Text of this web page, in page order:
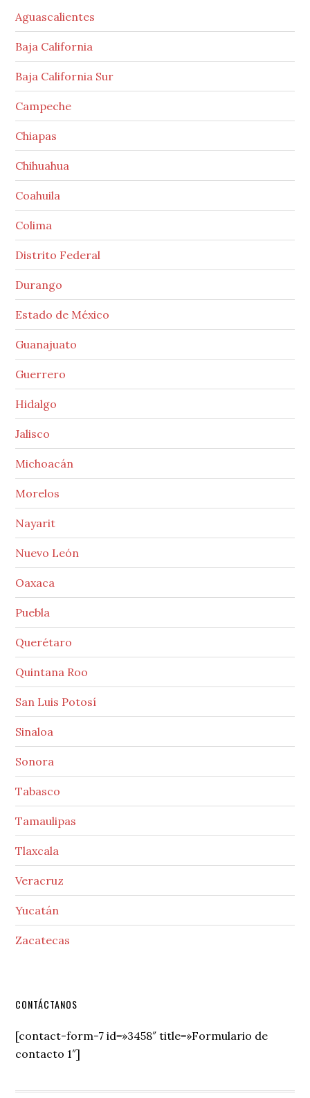
Aguascalientes
Baja California
Baja California Sur
Campeche
Chiapas
Chihuahua
Coahuila
Colima
Distrito Federal
Durango
Estado de México
Guanajuato
Guerrero
Hidalgo
Jalisco
Michoacán
Morelos
Nayarit
Nuevo León
Oaxaca
Puebla
Querétaro
Quintana Roo
San Luis Potosí
Sinaloa
Sonora
Tabasco
Tamaulipas
Tlaxcala
Veracruz
Yucatán
Zacatecas
Secondary
Sidebar
CONTÁCTANOS
[contact-form-7 id=»3458″ title=»Formulario de
contacto 1″]